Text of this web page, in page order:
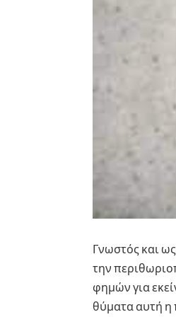
Γνωστός και ως
την
φημών για
θύματα αυτή η